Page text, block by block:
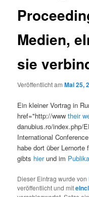
Medien,
sie
Veröffentlicht amMai 25,
Ein kleiner Vortrag in
href="http://wwwtheir
danubius.ro/index.php/
International
habe dort über
gibts hierund im
Dieser Eintrag wurde von
veröffentlicht und mit